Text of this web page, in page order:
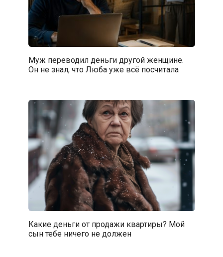
Муж переводил деньги другой женщине.
Он не знал, что Люба уже всё посчитала
Какие деньги от продажи квартиры? Мой
сын тебе ничего не должен